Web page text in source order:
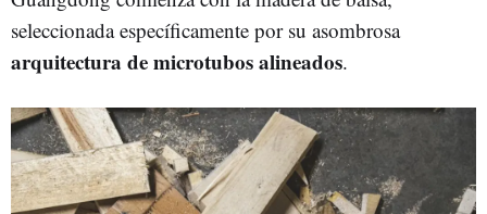
seleccionada específicamente por su asombrosa
arquitectura de microtubos alineados.